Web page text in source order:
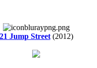
21 Jump Street(2012)